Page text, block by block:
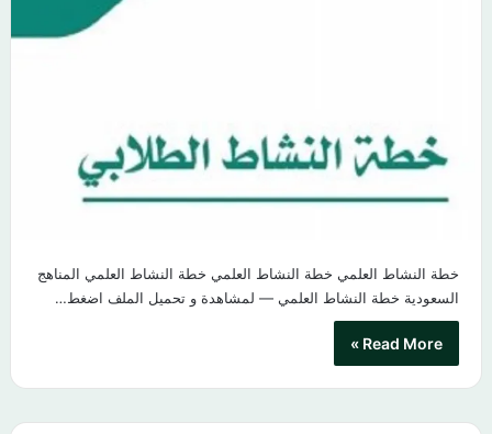
خطة النشاط العلمي خطة النشاط العلمي خطة النشاط العلمي المناهج
السعودية خطة النشاط العلمي — لمشاهدة و تحميل الملف اضغط…
Read More »